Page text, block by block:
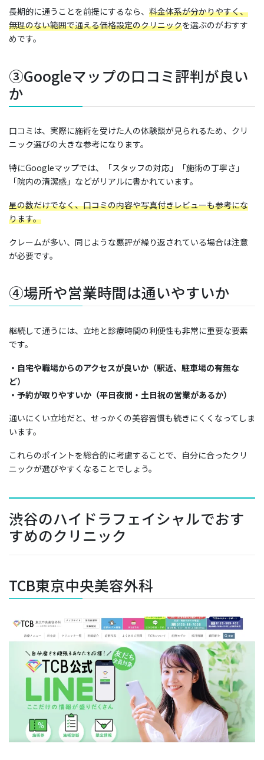
長期的に通うことを前提にするなら、 料金体系が分かりやすく、
無理のない範囲で通える価格設定のクリニックを選ぶのがおすす
めです。
③Googleマップの口コミ評判が良い
か
口コミは、実際に施術を受けた人の体験談が見られるため、クリ
ニック選びの大きな参考になります。
特にGoogleマップでは、「スタッフの対応」「施術の丁寧さ」
「院内の清潔感」などがリアルに書かれています。
星の数だけでなく、口コミの内容や写真付きレビューも参考にな
ります。
クレームが多い、同じような悪評が繰り返されている場合は注意
が必要です。
④場所や営業時間は通いやすいか
継続して通うには、立地と診療時間の利便性も非常に重要な要素
です。
・自宅や職場からのアクセスが良いか（駅近、駐車場の有無な
ど）
・予約が取りやすいか（平日夜間・土日祝の営業があるか）
通いにくい立地だと、せっかくの美容習慣も続きにくくなってしま
います。
これらのポイントを総合的に考慮することで、自分に合ったクリ
ニックが選びやすくなることでしょう。
渋谷のハイドラフェイシャルでおす
すめのクリニック
TCB東京中央美容外科